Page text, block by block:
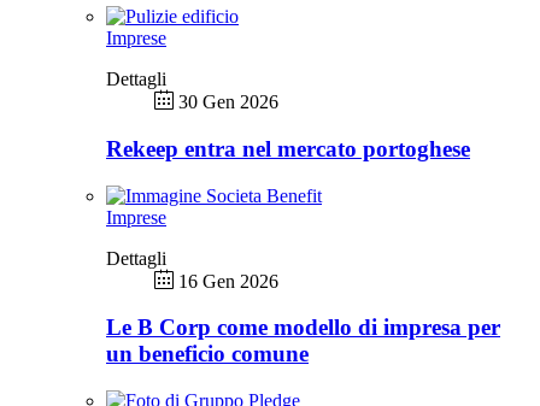
Imprese
Dettagli
30 Gen 2026
Rekeep entra nel mercato portoghese
Imprese
Dettagli
16 Gen 2026
Le B Corp come modello di impresa per
un beneficio comune